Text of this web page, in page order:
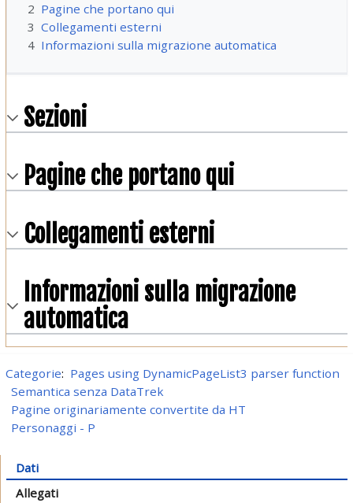
2 Pagine che portano qui
3 Collegamenti esterni
4 Informazioni sulla migrazione automatica
Sezioni
Pagine che portano qui
Collegamenti esterni
Informazioni sulla migrazione
automatica
Categorie: Pages using DynamicPageList3 parser function
Semantica senza DataTrek
Pagine originariamente convertite da HT
Personaggi - P
Dati
Allegati